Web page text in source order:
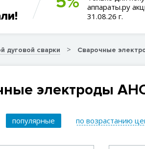
аппараты.ру
31.08.26 г.
дуговой сварки Сварочные
электроды
популярные по возрастанию